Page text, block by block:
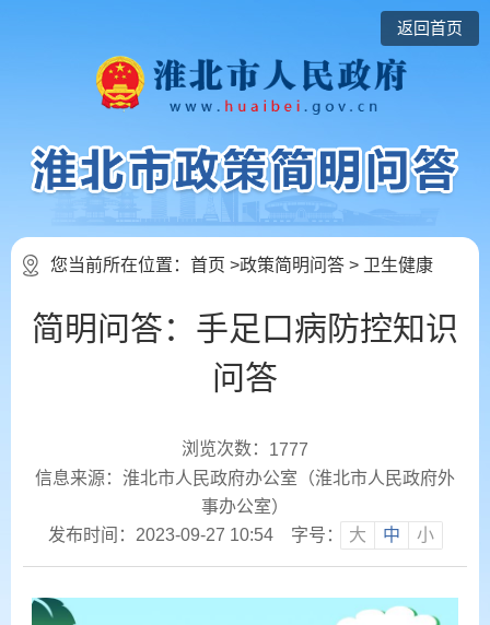
返回首页
您当前所在位置： 首页 >政策简明问答 > 卫生健康
简明问答：手足口病防控知识
问答
浏览次数： 1777
信息来源：淮北市人民政府办公室（淮北市人民政府外
事办公室）
发布时间：2023-09-27 10:54
字号： 大 中 小